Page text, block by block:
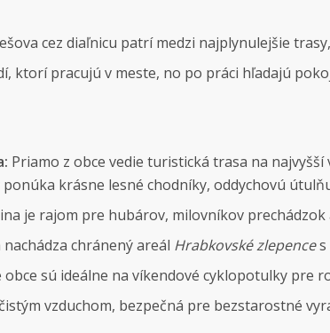
cez diaľnicu patrí medzi najplynulejšie
ktorí pracujú v meste, no po práci hľadajú
Priamo z obce vedie turistická trasa na
krásne lesné chodníky, oddychovú
je rajom pre hubárov, milovníkov prechádzok
chránený areál Hrabkovské zlepences
sú ideálne na víkendové cyklopotulky pre
vzduchom, bezpečná pre bezstarostné